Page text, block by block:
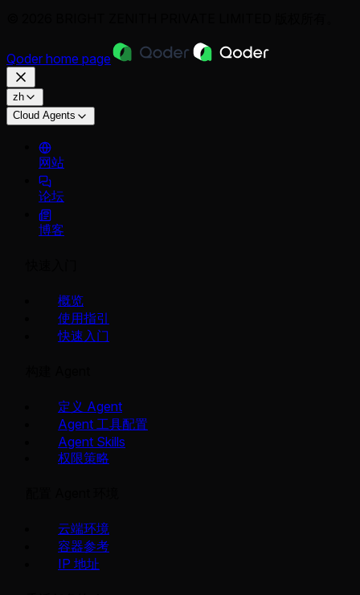
Qoder home page
zh
Cloud Agents
网站
论坛
博客
概览
使用指引
快速入门
定义 Agent
Agent 工具配置
Agent Skills
权限策略
云端环境
容器参考
IP 地址